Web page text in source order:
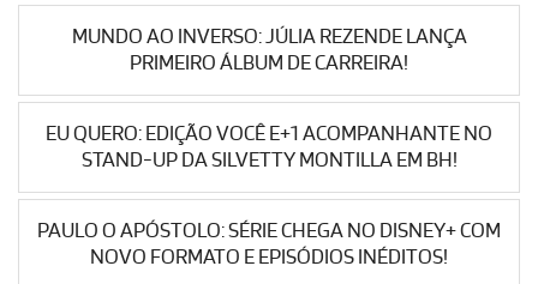
MUNDO AO INVERSO: JÚLIA REZENDE LANÇA
PRIMEIRO ÁLBUM DE CARREIRA!
EU QUERO: EDIÇÃO VOCÊ E+1 ACOMPANHANTE NO
STAND-UP DA SILVETTY MONTILLA EM BH!
PAULO O APÓSTOLO: SÉRIE CHEGA NO DISNEY+ COM
NOVO FORMATO E EPISÓDIOS INÉDITOS!